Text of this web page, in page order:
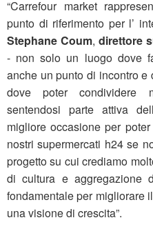
“Carrefour market
punto di riferimento per l’
Stephane Coum,direttore
- non solo un luogo dove
anche un punto di incontro
dove poter condividere
sentendosi parte attiva
migliore occasione per
nostri supermercati h24 se
progetto su cui crediamo
di cultura e aggregazione
fondamentale per migliorare
una visione di crescita”.